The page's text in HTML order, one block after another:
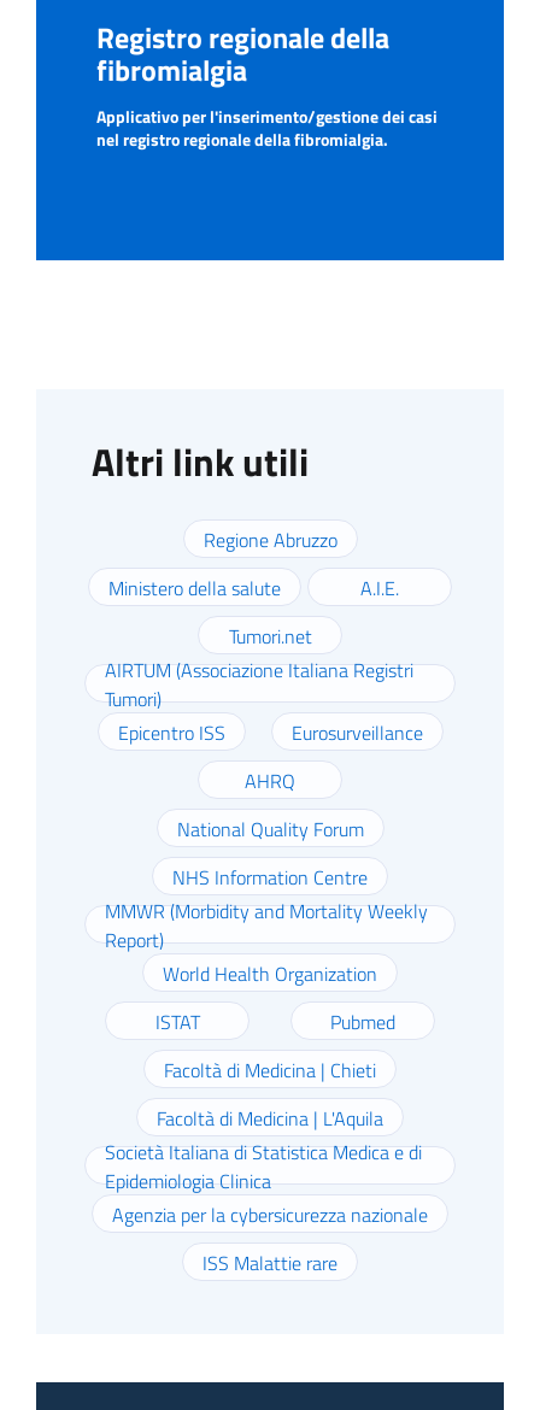
Registro regionale della
fibromialgia
Applicativo per l'inserimento/gestione dei casi
nel registro regionale della fibromialgia.
Altri link utili
Regione Abruzzo
Ministero della salute
A.I.E.
Tumori.net
AIRTUM (Associazione Italiana Registri
Tumori)
Epicentro ISS
Eurosurveillance
AHRQ
National Quality Forum
NHS Information Centre
MMWR (Morbidity and Mortality Weekly
Report)
World Health Organization
ISTAT
Pubmed
Facoltà di Medicina | Chieti
Facoltà di Medicina | L'Aquila
Società Italiana di Statistica Medica e di
Epidemiologia Clinica
Agenzia per la cybersicurezza nazionale
ISS Malattie rare